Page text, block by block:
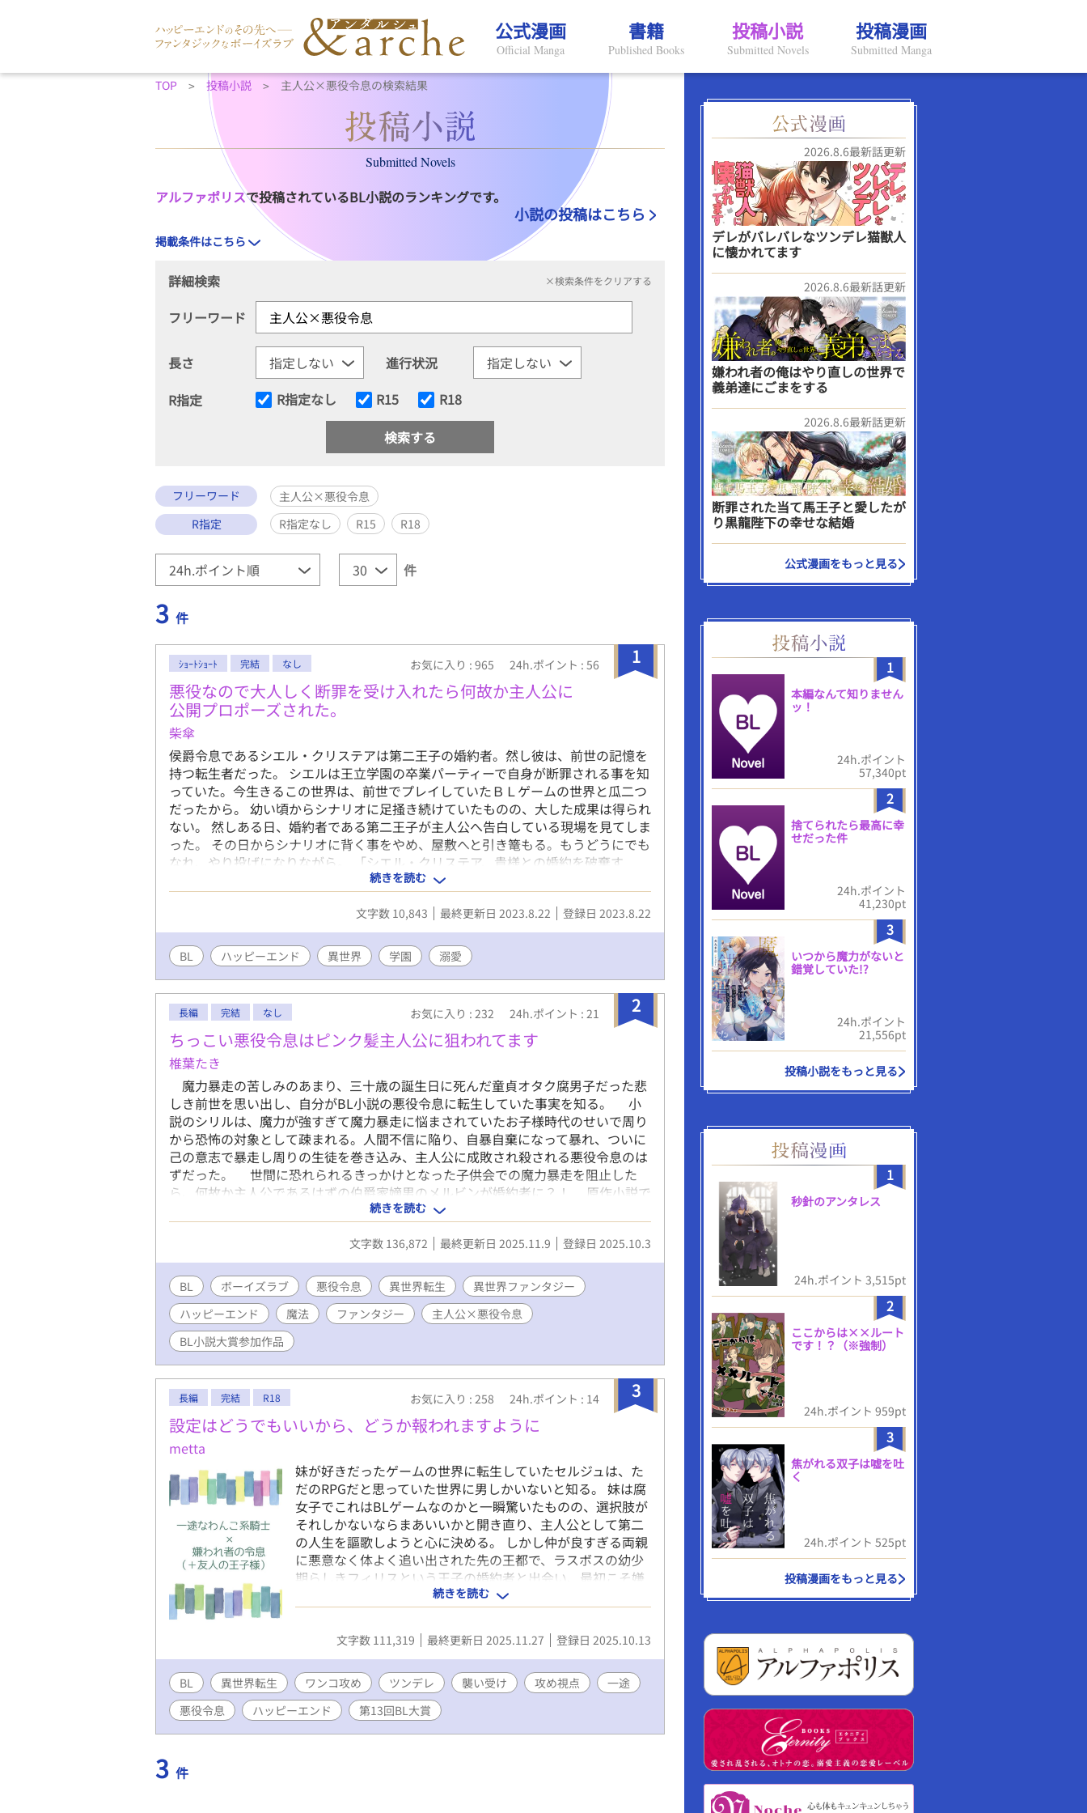
公式漫画
Official Manga
書籍
Published Books
投稿小説
Submitted Novels
投稿漫画
Submitted Manga
TOP 投稿小説 主人公×悪役令息の検索結果
Submitted Novels
アルファポリスで投稿されているBL小説のランキングです。
小説の投稿はこちら
掲載条件はこちら
詳細検索 ×検索条件をクリアする
フリーワード
長さ
進行状況
R指定
R指定なし R15 R18
フリーワード
主人公×悪役令息
R指定
R指定なし R15 R18
件
3 件
1
ｼｮｰﾄｼｮｰﾄ 完結 なし お気に入り : 965 24h.ポイント : 56
悪役なので大人しく断罪を受け入れたら何故か主人公に
公開プロポーズされた。
柴傘
侯爵令息であるシエル・クリステアは第二王子の婚約者。然し彼は、前世の記憶を
持つ転生者だった。 シエルは王立学園の卒業パーティーで自身が断罪される事を知
っていた。今生きるこの世界は、前世でプレイしていたＢＬゲームの世界と瓜二つ
だったから。 幼い頃からシナリオに足掻き続けていたものの、大した成果は得られ
ない。 然しある日、婚約者である第二王子が主人公へ告白している現場を見てしま
った。 その日からシナリオに背く事をやめ、屋敷へと引き篭もる。もうどうにでも
なれ、やり投げになりながら。 「シエル・クリステア、貴様との婚約を破棄す
る！」 そう高らかに告げた第二王子に、シエルは恭しく礼をして婚約破棄を受け入
れた。 「じゃあ、俺がシエル様を貰ってもいいですよね」 そう言いだしたのは、
この物語の主人公であるノヴァ・サスティア侯爵令息で…。 主人公×悪役令息、腹
黒溺愛攻め×無気力不憫受け。 誰でも妊娠できる世界。頭よわよわハピエン。
続きを読む
文字数 10,843 最終更新日 2023.8.22 登録日 2023.8.22
BL ハッピーエンド 異世界 学園 溺愛
2
長編 完結 なし お気に入り : 232 24h.ポイント : 21
ちっこい悪役令息はピンク髪主人公に狙われてます
椎葉たき
魔力暴走の苦しみのあまり、三十歳の誕生日に死んだ童貞オタク腐男子だった悲
しき前世を思い出し、自分がBL小説の悪役令息に転生していた事実を知る。 小
説のシリルは、魔力が強すぎて魔力暴走に悩まされていたお子様時代のせいで周り
から恐怖の対象として疎まれる。人間不信に陥り、自暴自棄になって暴れ、ついに
己の意志で暴走し周りの生徒を巻き込み、主人公に成敗され殺される悪役令息のは
ずだった。 世間に恐れられるきっかけとなった子供会での魔力暴走を阻止した
ら、何故か主人公であるはずの伯爵家嫡男のメルビンが婚約者に？！ 原作小説で
は、シリルの婚約者は第四王子のルーファスだったはず。メルビンは通う学園で王
子と友好を深め、婚約者のある王子もメルビンも思いを告げずに過ごす慎ましくも
切ない恋模様。両思いの二人を割く婚約者ポジションでも、悪役令息だったシリル
がどうしてこうなった。 メルビンは前世の推しだし、二人は推しカプ、幸せにな
って欲しいのに、何故か主人公が悪役令息に執着してくるんですけど。 第四王子
が第四王子じゃなくなってるし、主人公は容姿が変わってるし、全く小説通りじゃ
ない。 小説の作中では魔法嫌いだったけれど、魔法のない世界で魔法に憧れた前
世の記憶からすっかり魔法三昧の子供時代を過ごし、魔法オタクに。 強魔力での
やらかしも、オタク精神で乗り切っていく。 婚約解消されるのを知っていても、
実際にメルビンの心が自分から離れていくのを目の当たりにし、心を痛める学園生
活。小説でシリルが自暴自棄になって暴れて殺された時期も過ぎた、夏休み。婚約
者の実家へお呼ばれ。最強辺境伯が魔物退治に出かけている留守中、魔法石採掘現
場から瘴気が吹き出し魔物が現れ、辺境の民を助けたいと、この国に生まれた貴族
の子としてシリルは魔法を使って瘴気から国民を守る。 なんとか怪我人もなくつと
めを全うしたものの、メルビンとルーファスが二人で辺境に向かって旅をしている
のを思い出した。二人が魔物の群れに襲われたらひとたまりもない。 最後の魔力を
振り絞り、シリルは死にかける。メルビンの機転により、一命をとりとめ、メルビ
ンに改めて告白。 メルビンもまた転生者で、自分たちは小説のキャラに転生したで
はなく、最初からシリル、メルビンで、巻き戻ってやり直し人生だった真実を知
る。 暴走しがちなメルビンを側でみていると、シリルはプロポーズを受け入れた。
(カクヨムにも掲載) ―――――― 無断転載禁止、二次利用禁止、AI学習禁止 リン
ク貼っての紹介や感想はOK
続きを読む
文字数 136,872 最終更新日 2025.11.9 登録日 2025.10.3
BL ボーイズラブ 悪役令息 異世界転生
異世界ファンタジー
ハッピーエンド
魔法 ファンタジー
主人公×悪役令息
BL小説大賞参加作品
3
長編 完結 R18 お気に入り : 258 24h.ポイント : 14
設定はどうでもいいから、どうか報われますように
metta
妹が好きだったゲームの世界に転生していたセルジュは、た
だのRPGだと思っていた世界に男しかいないと知る。 妹は腐
女子でこれはBLゲームなのかと一瞬驚いたものの、選択肢が
それしかないならまあいいかと開き直り、主人公として第二
の人生を謳歌しようと心に決める。 しかし仲が良すぎる両親
に悪意なく体よく追い出された先の王都で、ラスボスの幼少
期らしきフィリスという王子の婚約者と出会い、最初こそ嫌
がられながらも、誤解されやすいフィリスの護衛（番犬）を
しながら交流を深めていく。 一途なわんこ騎士×嫌われ者の
令息 設定はいつも以上にふんわりです。 男しかいない世界
ゲームの主人公×悪役令息 攻め視点 男性妊娠有りの世界観
続きを読む
文字数 111,319 最終更新日 2025.11.27 登録日 2025.10.13
BL 異世界転生 ワンコ攻め ツンデレ 襲い受け 攻め視点
一途
悪役令息
ハッピーエンド 第13回BL大賞
3 件
2026.8.6最新話更新
デレがバレバレなツンデレ猫獣人
に懐かれてます
2026.8.6最新話更新
嫌われ者の俺はやり直しの世界で
義弟達にごまをする
2026.8.6最新話更新
断罪された当て馬王子と愛したが
り黒龍陛下の幸せな結婚
公式漫画をもっと見る
1
本編なんて知りません
ッ！
24h.ポイント
57,340pt
2
捨てられたら最高に幸
せだった件
24h.ポイント
41,230pt
3
いつから魔力がないと
錯覚していた!?
24h.ポイント
21,556pt
投稿小説をもっと見る
1
秒針のアンタレス
24h.ポイント 3,515pt
2
ここからは××ルート
です！？（※強制）
24h.ポイント 959pt
3
焦がれる双子は嘘を吐
く
24h.ポイント 525pt
投稿漫画をもっと見る